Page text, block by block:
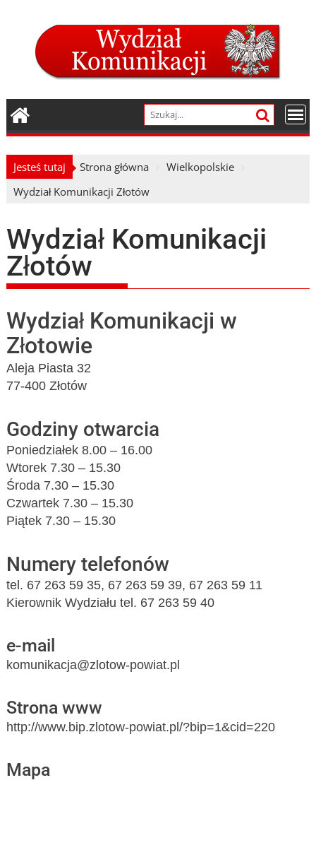
Jesteś tutaj Strona główna
Wielkopolskie
Wydział Komunikacji Złotów
Wydział Komunikacji
Złotów
Wydział Komunikacji w
Złotowie
Aleja Piasta 32
77-400 Złotów
Godziny otwarcia
Poniedziałek 8.00 – 16.00
Wtorek 7.30 – 15.30
Środa 7.30 – 15.30
Czwartek 7.30 – 15.30
Piątek 7.30 – 15.30
Numery telefonów
tel. 67 263 59 35, 67 263 59 39, 67 263 59 11
Kierownik Wydziału tel. 67 263 59 40
e-mail
komunikacja@zlotow-powiat.pl
Strona www
http://www.bip.zlotow-powiat.pl/?bip=1&cid=220
Mapa